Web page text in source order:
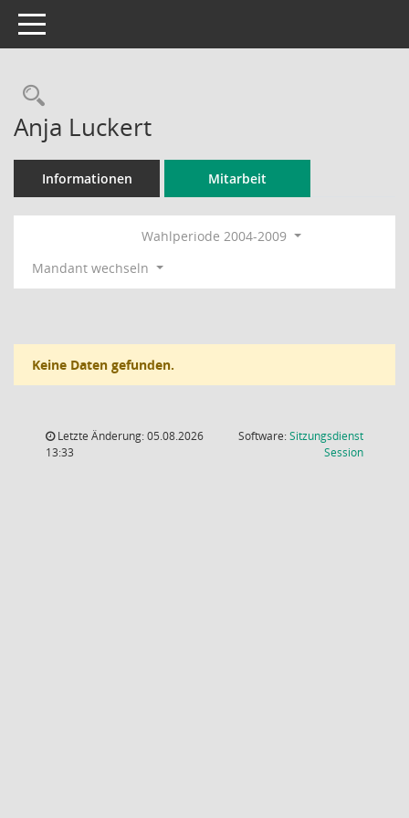
Toggle navigation
Rechercheauswahl
Anja Luckert
Informationen Mitarbeit
Wahlperiode 2004-2009
Mandant wechseln
Keine Daten gefunden.
Letzte Änderung: 05.08.2026
13:33
Software:Sitzungsdienst
Session(Wird in